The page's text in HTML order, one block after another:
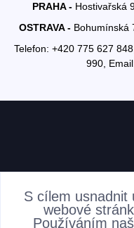
PRAHA - Hostivařská
OSTRAVA - Bohumínská
Telefon: +420 775 627
990,
S cílem usnadnit
webové
Používáním